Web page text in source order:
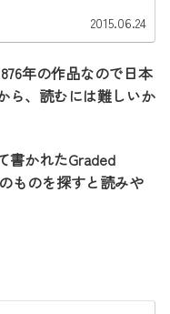
2015.06.24
年の作品なので日本
ら、読むには難しいか
書かれたGraded
ものを探すと読みや